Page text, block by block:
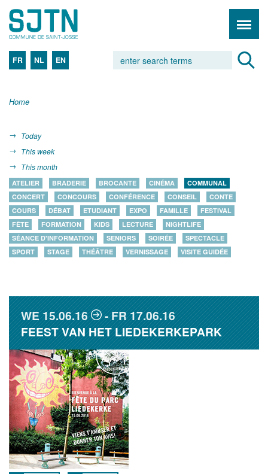
FR NL EN
Home
Today
This week
This month
ATELIER BRADERIE BROCANTE CINÉMA
COMMUNAL
CONCERT
CONCOURS CONFÉRENCE CONSEIL
CONTE
COURS
DÉBAT ETUDIANT EXPO FAMILLE
FESTIVAL
FÊTE
FORMATION KIDS LECTURE
NIGHTLIFE
SÉANCE D'INFORMATION
SENIORS SOIRÉE
SPECTACLE
SPORT
STAGE THÉÂTRE VERNISSAGE VISITE GUIDÉE
WE15.06.16 FR17.06.16
FEEST VAN HET LIEDEKERKEPARK